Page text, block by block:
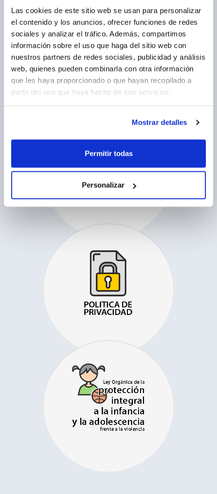
Las cookies de este sitio web se usan para personalizar
el contenido y los anuncios, ofrecer funciones de redes
sociales y analizar el tráfico. Además, compartimos
información sobre el uso que haga del sitio web con
nuestros partners de redes sociales, publicidad y análisis
web, quienes pueden combinarla con otra información
que les haya proporcionado o que hayan recopilado a
partir del uso que haya hecho de sus servicios.
Mostrar detalles
Permitir todas
Personalizar